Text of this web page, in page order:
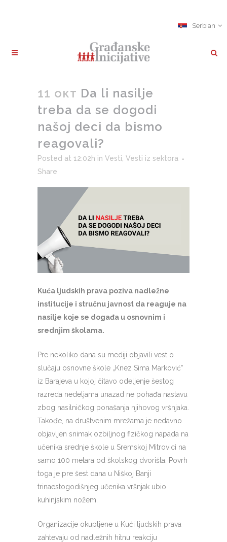
Serbian
11 окт Da li nasilje
treba da se dogodi
našoj deci da bismo
reagovali?
Posted at 12:02h in Vesti Vesti iz sektora
Share
Kuća ljudskih prava poziva nadležne
institucije i stručnu javnost da reaguje na
nasilje koje se događa u osnovnim i
srednjim školama.
Pre nekoliko dana su mediji objavili vest o
slučaju osnovne škole „Knez Sima Marković“
iz Barajeva u kojoj čitavo odeljenje šestog
razreda nedeljama unazad ne pohađa nastavu
zbog nasilničkog ponašanja njihovog vršnjaka.
Takođe, na društvenim mrežama je nedavno
objavljen snimak ozbiljnog fizičkog napada na
učenika srednje škole u Sremskoj Mitrovici na
samo 100 metara od školskog dvorišta. Povrh
toga je pre šest dana u Niškoj Banji
trinaestogodišnjeg učenika vršnjak ubio
kuhinjskim nožem.
Organizacije okupljene u Kući ljudskih prava
zahtevaju od nadležnih hitnu reakciju